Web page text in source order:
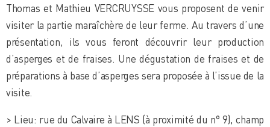
Thomas et Mathieu VERCRUYSSE vous proposent de venir
visiter la partie maraîchère de leur ferme. Au travers d’une
présentation, ils vous feront découvrir leur production
d’asperges et de fraises. Une dégustation de fraises et de
préparations à base d’asperges sera proposée à l’issue de la
visite.
> Lieu: rue du Calvaire à LENS (à proximité du n° 9), champ